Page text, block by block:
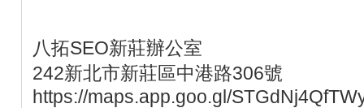
八拓SEO新莊辦公室
242新北市新莊區中港路306號
https://maps.app.goo.gl/